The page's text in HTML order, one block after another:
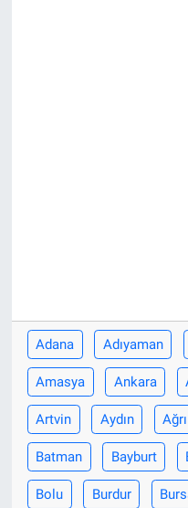
Adana Adıyaman
Amasya Ankara
Artvin Aydın Ağrı
Batman Bayburt
Bolu Burdur